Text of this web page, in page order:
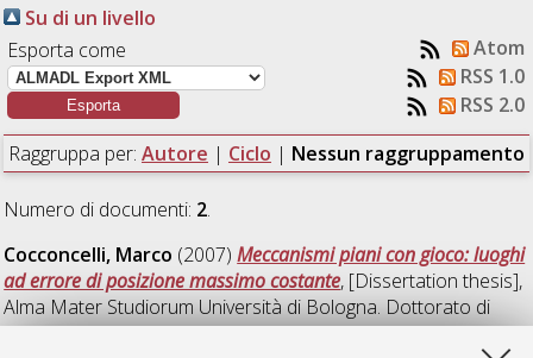
Su di un livello
Esporta come
Atom
RSS 1.0
RSS 2.0
Raggruppa per: Autore | Ciclo | Nessun raggruppamento
Numero di documenti: 2.
Cocconcelli, Marco (2007)Meccanismi piani con gioco: luoghi
ad errore di posizione massimo costante, [Dissertation thesis],
Alma Mater Studiorum Università di Bologna. Dottorato di
ricerca inMeccanica applicata, 19 Ciclo. DOI